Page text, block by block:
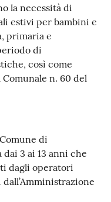
la necessità di
estivi per bambini e
primaria e
di
così come
n. 60 del
di
3 ai 13 anni che
dagli operatori